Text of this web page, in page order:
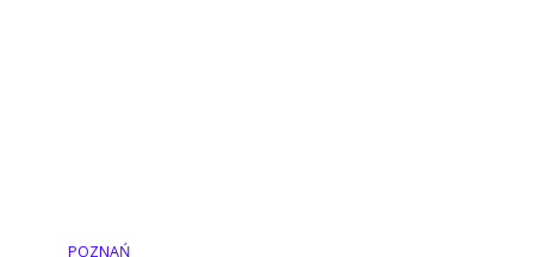
POZNAŃ